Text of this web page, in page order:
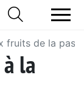
fruits de la
la